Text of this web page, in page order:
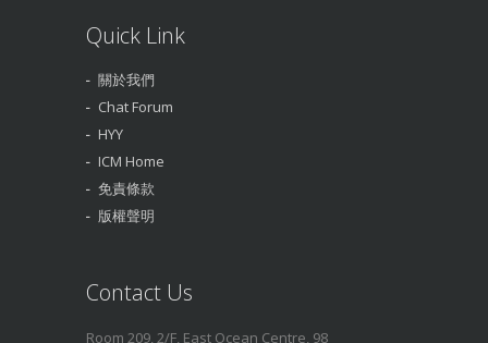
Quick Link
關於我們
Chat Forum
HYY
ICM Home
免責條款
版權聲明
Contact Us
Room 209, 2/F, East Ocean Centre, 98